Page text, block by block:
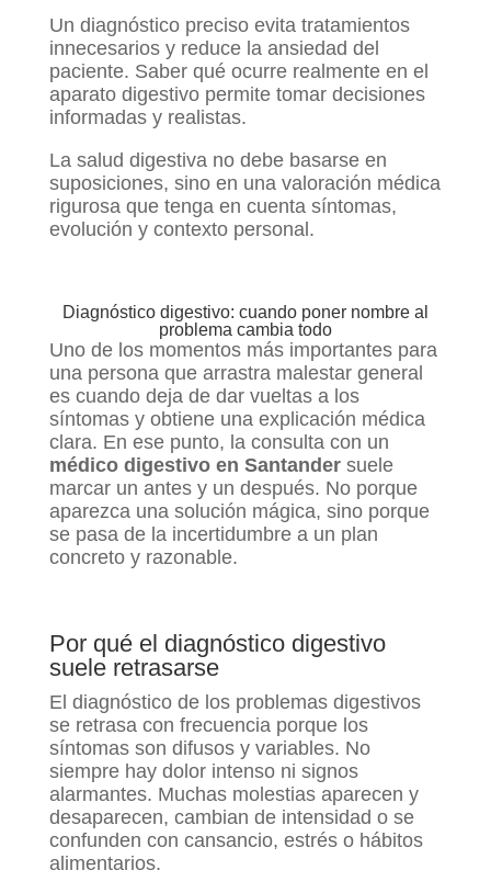
Un diagnóstico preciso evita tratamientos
innecesarios y reduce la ansiedad del
paciente. Saber qué ocurre realmente en el
aparato digestivo permite tomar decisiones
informadas y realistas.
La salud digestiva no debe basarse en
suposiciones, sino en una valoración médica
rigurosa que tenga en cuenta síntomas,
evolución y contexto personal.
Diagnóstico digestivo: cuando poner nombre al
problema cambia todo
Uno de los momentos más importantes para
una persona que arrastra malestar general
es cuando deja de dar vueltas a los
síntomas y obtiene una explicación médica
clara. En ese punto, la consulta con un
médico digestivo en Santandersuele
marcar un antes y un después. No porque
aparezca una solución mágica, sino porque
se pasa de la incertidumbre a un plan
concreto y razonable.
Por qué el diagnóstico digestivo
suele retrasarse
El diagnóstico de los problemas digestivos
se retrasa con frecuencia porque los
síntomas son difusos y variables. No
siempre hay dolor intenso ni signos
alarmantes. Muchas molestias aparecen y
desaparecen, cambian de intensidad o se
confunden con cansancio, estrés o hábitos
alimentarios.